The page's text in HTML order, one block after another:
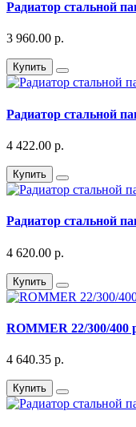
Радиатор стальной
3 960.00 р.
Купить
Радиатор стальной
4 422.00 р.
Купить
Радиатор стальной
4 620.00 р.
Купить
ROMMER 22/300/400
4 640.35 р.
Купить